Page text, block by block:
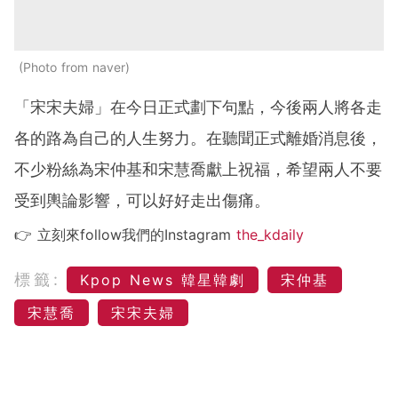
Photo from naver
「宋宋夫婦」在今日正式劃下句點，今後兩人將各走
各的路為自己的人生努力。在聽聞正式離婚消息後，
不少粉絲為宋仲基和宋慧喬獻上祝福，希望兩人不要
受到輿論影響，可以好好走出傷痛。
👉 立刻來follow我們的Instagram the_kdaily
標籤: Kpop News 韓星韓劇
宋仲基
宋慧喬
宋宋夫婦